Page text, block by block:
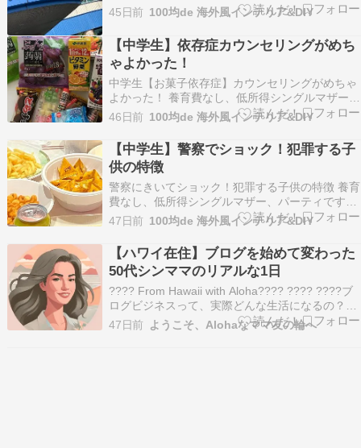
『【反抗期中学生】脳の手術と瀕死のシンママ』
反抗期中学生 【軽度三角頭蓋】脳の手術と瀕死の
シンママ もしかしたら、削除するかもですが、も
う1人じゃ抱えきれなさすぎるので、愚痴らせて
くださ…
45日前 100均de 海外風インテリア&DIY
【中学生】依存症カウンセリングがめち
ゃよかった！
中学生【お菓子依存症】カウンセリングがめちゃ
よかった！ 養育費なし、低所得シングルマザー、
パーティです。警察の少年相談も、すっっっごく
勉強なってよかったんだけど、『【中学生】警察
でショック！犯罪する子供の特徴』警察にきいて
ショック！犯罪する子供の特徴 養育費なし、低所
得シングル…
46日前 100均de 海外風インテリア&DIY
【中学生】警察でショック！犯罪する子
供の特徴
警察にきいてショック！犯罪する子供の特徴 養育
費なし、低所得シングルマザー、パーティです。
公開し忘れてた警察の続き『貧困シンママ お菓子
依存中学生と仕事』貧困​シンママ お菓子依存中学
生と仕事(転職)の悩み 養育費なし、低所得シング
ルマザー、パーティです。きのうの続き。まずコ
チ…
47日前 100均de 海外風インテリア&DIY
【ハワイ在住】ブログを始めて変わった
50代シンママのリアルな1日
???? From Hawaii with Aloha???? ???? ????ブ
ログビジネスって、実際どんな生活になるの？私
のリアルな1日、お話しします· · · ✿ · · ·???? ·
???? · ????ブログランキング参加中???? シング
47日前 ようこそ、Alohaなママ友の輪へ